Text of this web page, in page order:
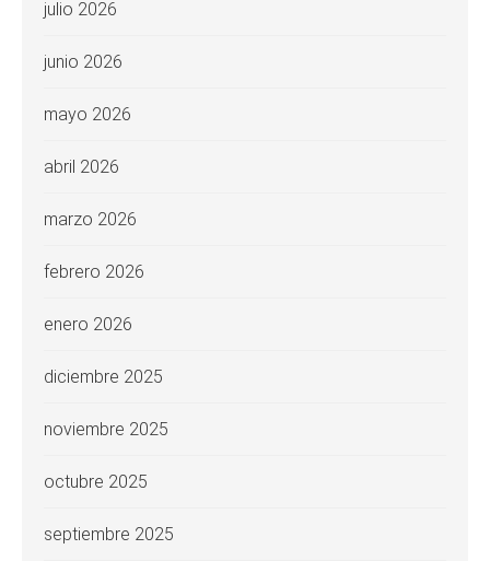
julio 2026
junio 2026
mayo 2026
abril 2026
marzo 2026
febrero 2026
enero 2026
diciembre 2025
noviembre 2025
octubre 2025
septiembre 2025